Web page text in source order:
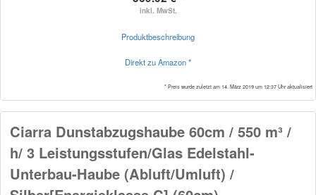
inkl. MwSt.
Produktbeschreibung
Direkt zu Amazon *
* Preis wurde zuletzt am 14. März 2019 um 12:37 Uhr aktualisiert
Ciarra Dunstabzugshaube 60cm / 550 m³ /
h/ 3 Leistungsstufen/Glas Edelstahl-
Unterbau-Haube (Abluft/Umluft) /